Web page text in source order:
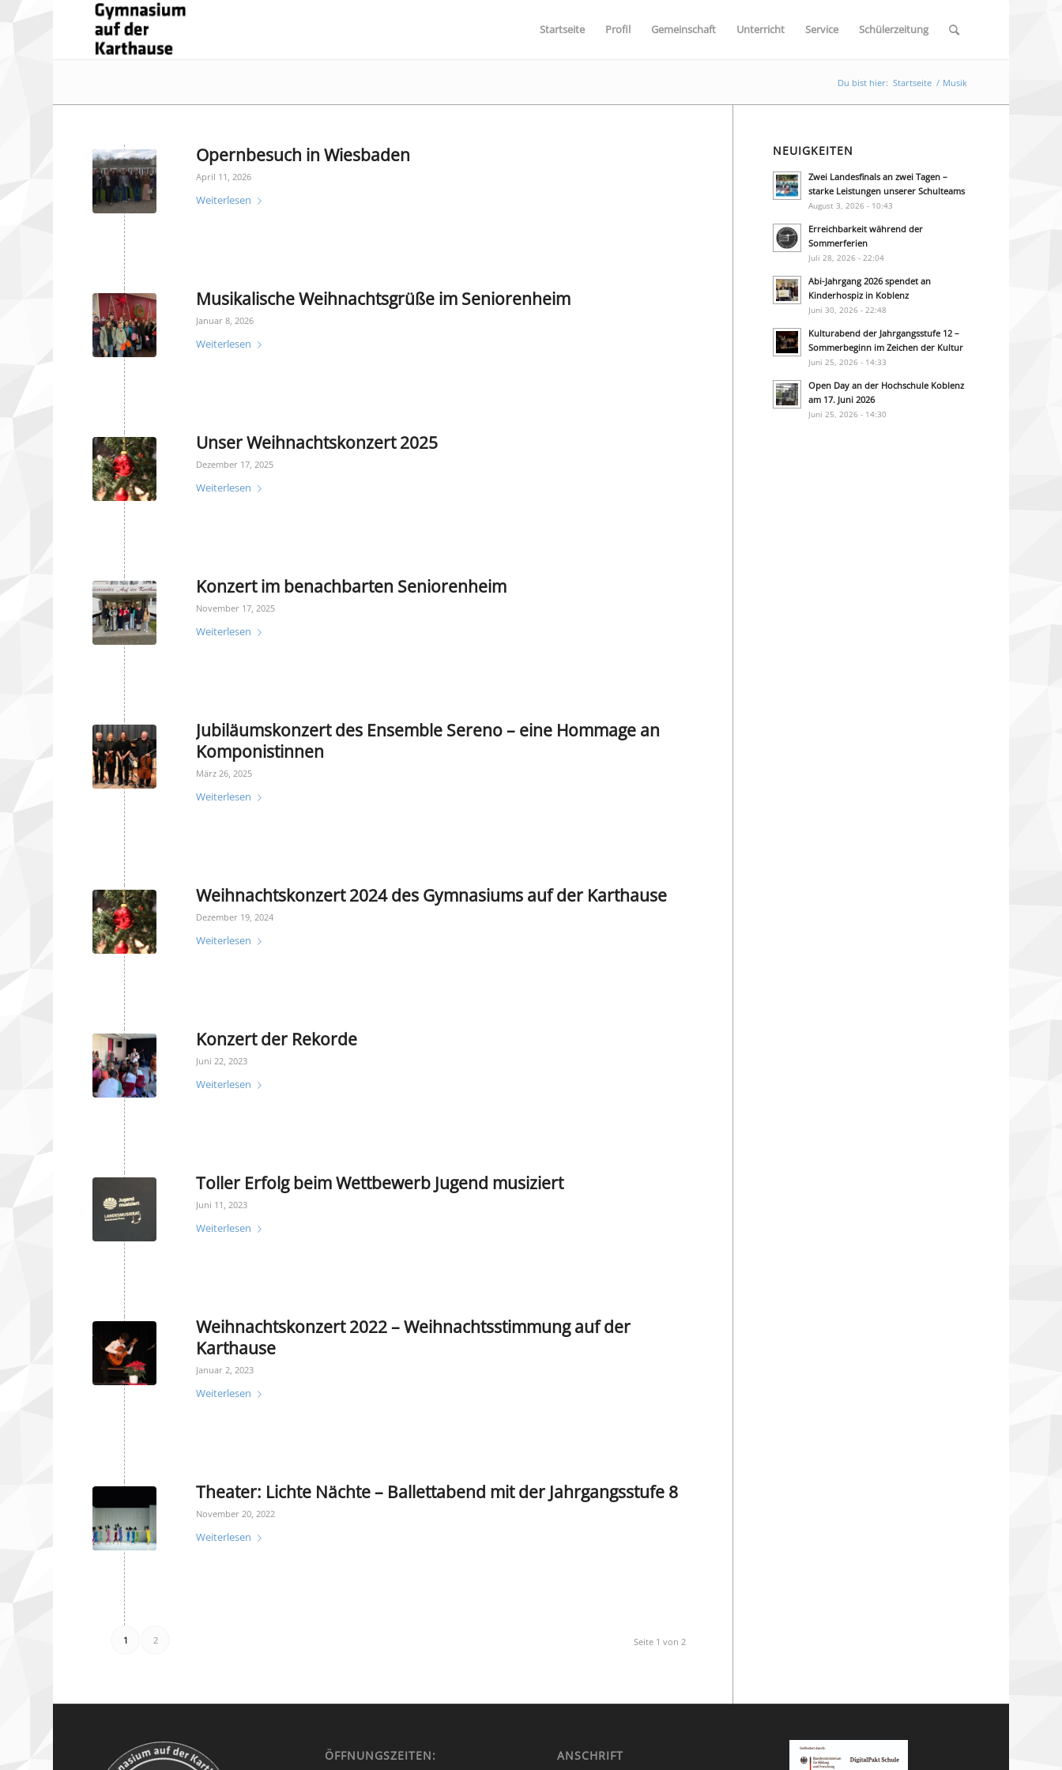
Startseite Profil Gemeinschaft Unterricht Service Schülerzeitung
Du bist hier: Startseite / Musik
Opernbesuch in Wiesbaden
April 11, 2026
Weiterlesen
Musikalische Weihnachtsgrüße im Seniorenheim
Januar 8, 2026
Weiterlesen
Unser Weihnachtskonzert 2025
Dezember 17, 2025
Weiterlesen
Konzert im benachbarten Seniorenheim
November 17, 2025
Weiterlesen
Jubiläumskonzert des Ensemble Sereno – eine Hommage an
Komponistinnen
März 26, 2025
Weiterlesen
Weihnachtskonzert 2024 des Gymnasiums auf der Karthause
Dezember 19, 2024
Weiterlesen
Konzert der Rekorde
Juni 22, 2023
Weiterlesen
Toller Erfolg beim Wettbewerb Jugend musiziert
Juni 11, 2023
Weiterlesen
Weihnachtskonzert 2022 – Weihnachtsstimmung auf der
Karthause
Januar 2, 2023
Weiterlesen
Theater: Lichte Nächte – Ballettabend mit der Jahrgangsstufe 8
November 20, 2022
Weiterlesen
Seite 1 von 2
1 2
NEUIGKEITEN
Zwei Landesfinals an zwei Tagen –
starke Leistungen unserer Schulteams
August 3, 2026 - 10:43
Erreichbarkeit während der
Sommerferien
Juli 28, 2026 - 22:04
Abi-Jahrgang 2026 spendet an
Kinderhospiz in Koblenz
Juni 30, 2026 - 22:48
Kulturabend der Jahrgangsstufe 12 –
Sommerbeginn im Zeichen der Kultur
Juni 25, 2026 - 14:33
Open Day an der Hochschule Koblenz
am 17. Juni 2026
Juni 25, 2026 - 14:30
ÖFFNUNGSZEITEN: ANSCHRIFT